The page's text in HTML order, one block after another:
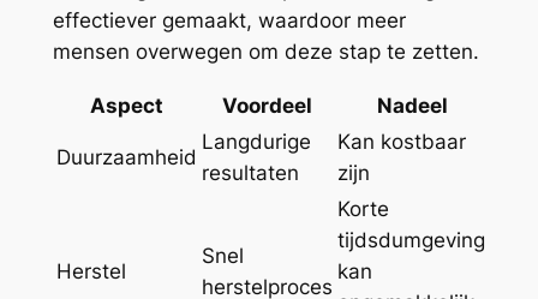
effectiever gemaakt, waardoor meer
mensen overwegen om deze stap te zetten.
Aspect Voordeel Nadeel
Duurzaamheid
Langdurige
resultaten
Kan kostbaar
zijn
Herstel
Snel
herstelproces
Korte
tijdsdumgeving
kan